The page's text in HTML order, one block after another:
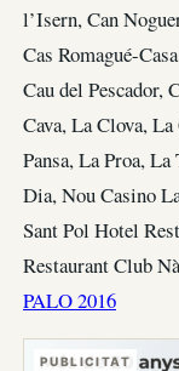
l’Isern, Can
Cas Romagué-
Cau del Pescador,
Cava, La Clova,
Pansa, La Proa,
Dia, Nou Casino
Sant Pol Hotel
Restaurant Club
PALO 2016
PUBLICITAT